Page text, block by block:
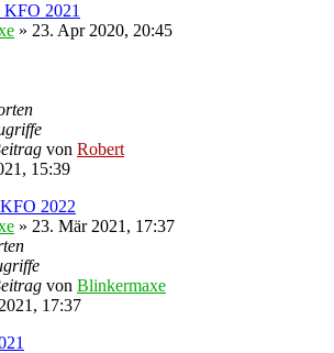
KFO 2021
» 23. Apr 2020, 20:45
von Robert
15:39
2022
» 23. Mär 2021, 17:37
von Blinkermaxe
17:37